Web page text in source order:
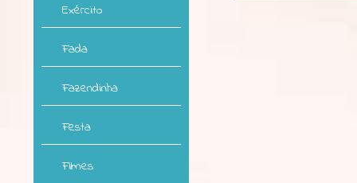
Exército
Fada
Fazendinha
Festa
Filmes